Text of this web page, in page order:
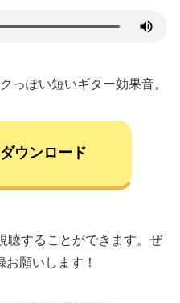
っぽい短いギター効果音。
ウンロード
聴することができます。ぜ
願いします！